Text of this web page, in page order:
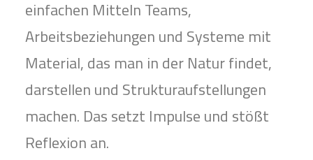
einfachen Mitteln Teams,
Arbeitsbeziehungen und Systeme mit
Material, das man in der Natur findet,
darstellen und Strukturaufstellungen
machen. Das setzt Impulse und stößt
Reflexion an.